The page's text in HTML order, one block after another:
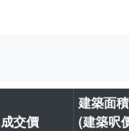
成交價
建築面積
(建築呎